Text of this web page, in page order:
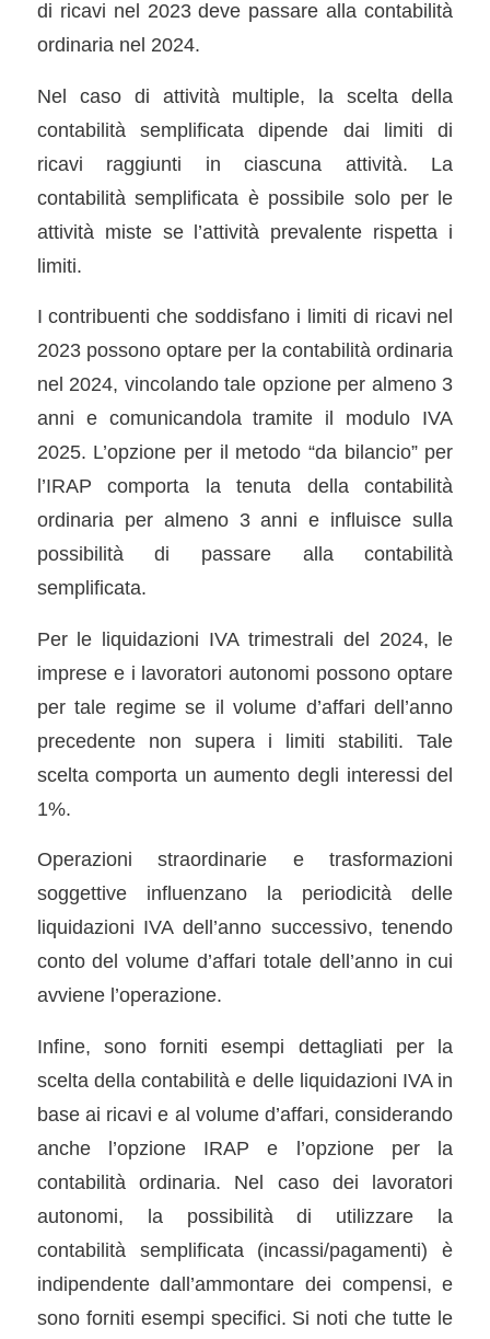
di ricavi nel 2023 deve passare alla contabilità
ordinaria nel 2024.
Nel caso di attività multiple, la scelta della
contabilità semplificata dipende dai limiti di
ricavi raggiunti in ciascuna attività. La
contabilità semplificata è possibile solo per le
attività miste se l’attività prevalente rispetta i
limiti.
I contribuenti che soddisfano i limiti di ricavi nel
2023 possono optare per la contabilità ordinaria
nel 2024, vincolando tale opzione per almeno 3
anni e comunicandola tramite il modulo IVA
2025. L’opzione per il metodo “da bilancio” per
l’IRAP comporta la tenuta della contabilità
ordinaria per almeno 3 anni e influisce sulla
possibilità di passare alla contabilità
semplificata.
Per le liquidazioni IVA trimestrali del 2024, le
imprese e i lavoratori autonomi possono optare
per tale regime se il volume d’affari dell’anno
precedente non supera i limiti stabiliti. Tale
scelta comporta un aumento degli interessi del
1%.
Operazioni straordinarie e trasformazioni
soggettive influenzano la periodicità delle
liquidazioni IVA dell’anno successivo, tenendo
conto del volume d’affari totale dell’anno in cui
avviene l’operazione.
Infine, sono forniti esempi dettagliati per la
scelta della contabilità e delle liquidazioni IVA in
base ai ricavi e al volume d’affari, considerando
anche l’opzione IRAP e l’opzione per la
contabilità ordinaria. Nel caso dei lavoratori
autonomi, la possibilità di utilizzare la
contabilità semplificata (incassi/pagamenti) è
indipendente dall’ammontare dei compensi, e
sono forniti esempi specifici. Si noti che tutte le